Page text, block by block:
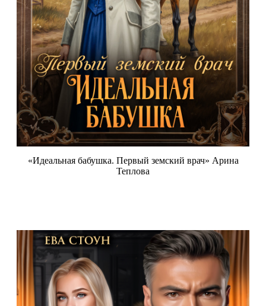
«Идеальная бабушка. Первый земский врач» Арина
Теплова